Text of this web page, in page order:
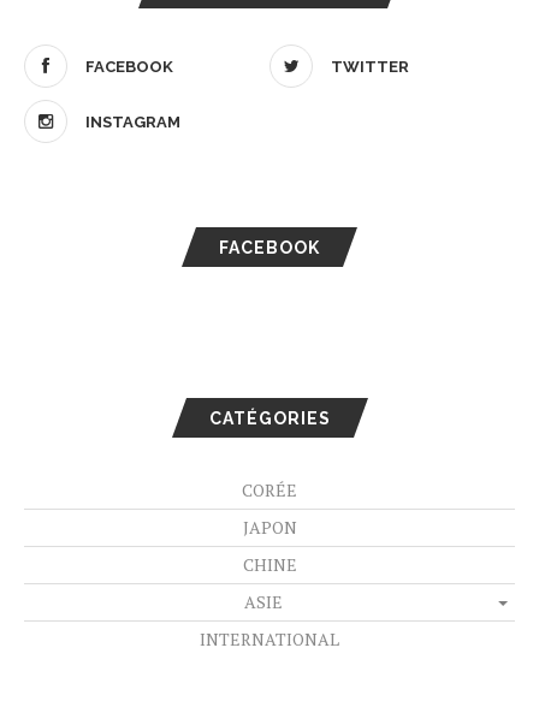
FACEBOOK TWITTER
INSTAGRAM
FACEBOOK
CATÉGORIES
CORÉE
JAPON
CHINE
ASIE
INTERNATIONAL